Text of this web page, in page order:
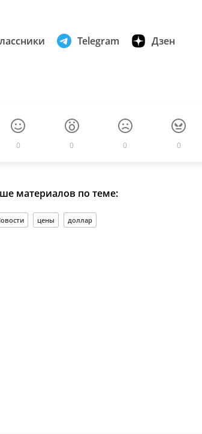
Telegram Дзен
0 0 0 0
материалов по теме:
цены доллар